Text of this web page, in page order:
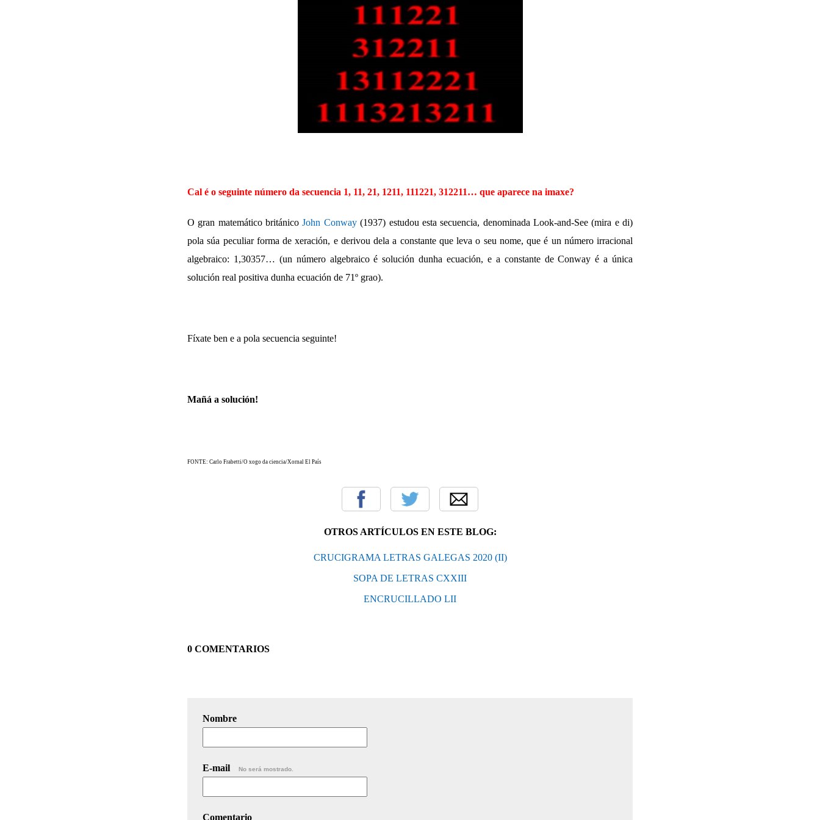
Cal é o seguinte número da secuencia 1, 11, 21, 1211, 111221, 312211… que aparece na imaxe?
O gran matemático británicoJohn Conway(1937) estudou esta secuencia, denominada Look-and-See (mira e di)
pola súa peculiar forma de xeración, e derivou dela a constante que leva o seu nome, que é un número irracional
algebraico: 1,30357… (un número algebraico é solución dunha ecuación, e a constante de Conway é a única
solución real positiva dunha ecuación de 71º grao).
Fíxate ben e a pola secuencia seguinte!
Mañá a solución!
FONTE: Carlo Frabetti/O xogo da ciencia/Xornal El País
OTROS ARTÍCULOS EN ESTE BLOG:
CRUCIGRAMA LETRAS GALEGAS 2020 (II)
SOPA DE LETRAS CXXIII
ENCRUCILLADO LII
0 COMENTARIOS
Nombre
E-mail No será mostrado.
Comentario